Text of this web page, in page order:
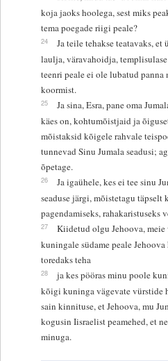
koja jaoks hoolega, sest miks
tema poegade riigi peale?
24
Ja teile tehakse teatavaks,
laulja, väravahoidja,
teenri peale ei ole lubatud panna
koormist.
25
Ja sina, Esra, pane oma
käes on, kohtumõistjaid ja
mõistaksid kõigele rahvale
tunnevad Sinu Jumala seadusi;
õpetage.
26
Ja igaühele, kes ei tee sinu
seaduse järgi, mõistetagu
pagendamiseks, rahakaristuseks
27
Kiidetud olgu Jehoova, meie
kuningale südame peale Jehoova
toredaks teha
28
ja kes pööras minu poole
kõigi kuninga vägevate vürstide
sain kinnituse, et Jehoova, mu
kogusin Iisraelist peamehed, et
minuga.